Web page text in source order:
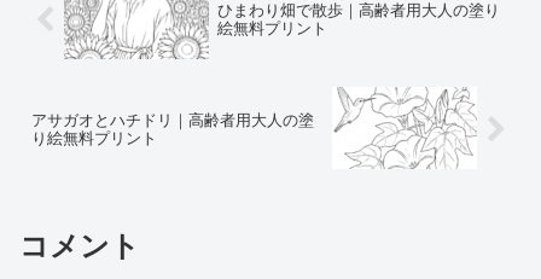
ひまわり畑で散歩｜高齢者用大人の塗り
絵無料プリント
アサガオとハチドリ｜高齢者用大人の塗
り絵無料プリント
コメント